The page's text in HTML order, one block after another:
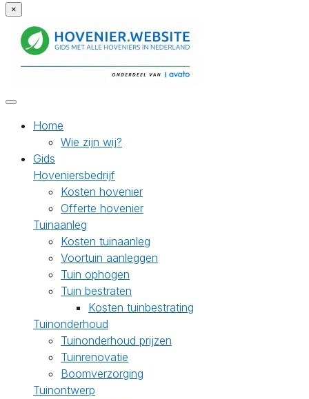
×
Home
Wie zijn wij?
Gids
Hoveniersbedrijf
Kosten hovenier
Offerte hovenier
Tuinaanleg
Kosten tuinaanleg
Voortuin aanleggen
Tuin ophogen
Tuin bestraten
Kosten tuinbestrating
Tuinonderhoud
Tuinonderhoud prijzen
Tuinrenovatie
Boomverzorging
Tuinontwerp